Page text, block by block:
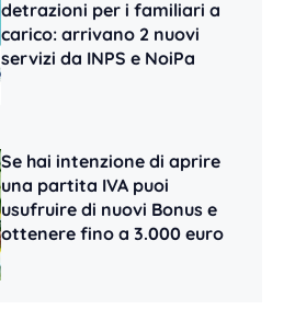
detrazioni per i familiari a
carico: arrivano 2 nuovi
servizi da INPS e NoiPa
Se hai intenzione di aprire
una partita IVA puoi
usufruire di nuovi Bonus e
ottenere fino a 3.000 euro